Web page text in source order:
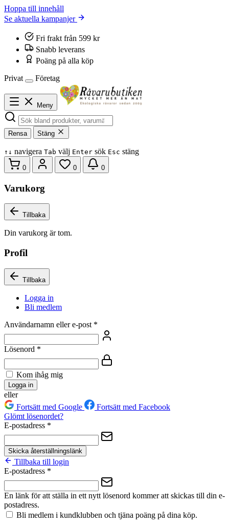
Hoppa till innehåll
Se aktuella kampanjer
Fri frakt från 599 kr
Snabb leverans
Poäng på alla köp
Privat
Företag
Meny
Rensa Stäng
↑ ↓ navigera Tab välj Enter sök Esc stäng
0 0 0
Varukorg
Tillbaka
Din varukorg är tom.
Profil
Tillbaka
Logga in
Bli medlem
Användarnamn eller e-post *
Lösenord *
Kom ihåg mig
Logga in
eller
Fortsätt med Google
Fortsätt med Facebook
Glömt lösenordet?
E-postadress *
Skicka återställningslänk
Tillbaka till login
E-postadress *
En länk för att ställa in ett nytt lösenord kommer att skickas till din e-
postadress.
Bli medlem i kundklubben och tjäna poäng på dina köp.